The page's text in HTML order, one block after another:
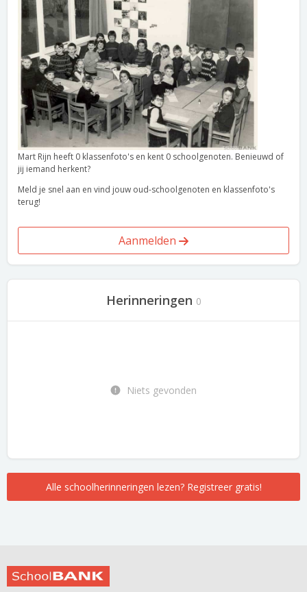
Mart Rijn heeft 0 klassenfoto's en kent 0 schoolgenoten. Benieuwd of
jij iemand herkent?
Meld je snel aan en vind jouw oud-schoolgenoten en klassenfoto's
terug!
Aanmelden
Herinneringen 0
Niets gevonden
Alle schoolherinneringen lezen? Registreer gratis!